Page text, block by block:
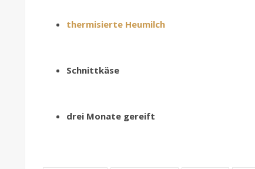
thermisierte Heumilch
Schnittkäse
drei Monate gereift